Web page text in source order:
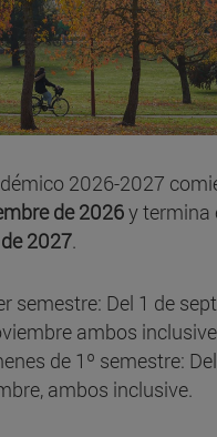
2026-2027
de 2026y termina
2027.
semestre: Del 1 de
ambos
de 1º semestre:
ambos inclusive.